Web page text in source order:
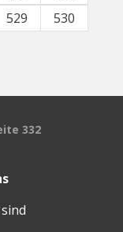
529
530
332